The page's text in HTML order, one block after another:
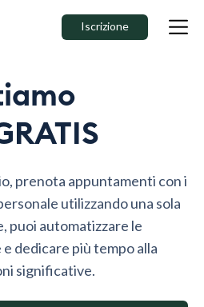
Iscrizione
prenota appuntamenti con i
utilizzando una sola
puoi automatizzare le
dedicare più tempo alla
significative.